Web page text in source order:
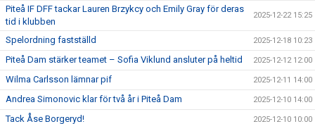
Piteå IF DFF tackar Lauren Brzykcy och Emily Gray för deras
tid i klubben
2025-12-22 15:25
Spelordning fastställd 2025-12-18 10:23
Piteå Dam stärker teamet – Sofia Viklund ansluter på heltid 2025-12-12 12:00
Wilma Carlsson lämnar pif 2025-12-11 14:00
Andrea Simonovic klar för två år i Piteå Dam 2025-12-10 14:00
Tack Åse Borgeryd! 2025-12-10 10:00